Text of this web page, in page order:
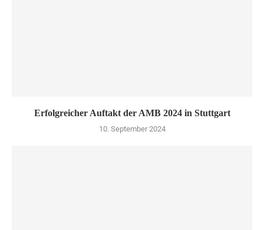
Erfolgreicher Auftakt der AMB 2024 in Stuttgart
10. September 2024